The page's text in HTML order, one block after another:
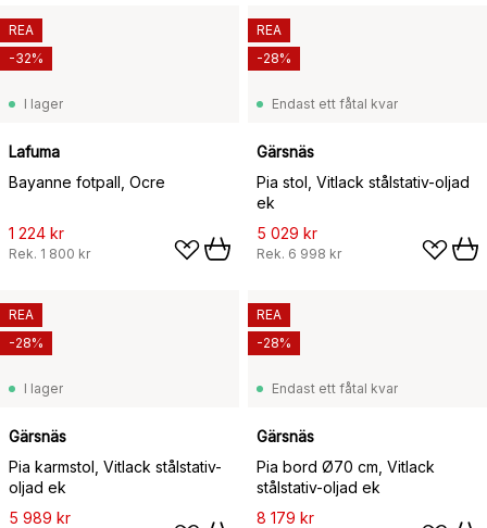
I lager
Lafuma
Bayanne fotpall, Ocre
1 224 kr
Rek. 1 800 kr
REA
-32%
Endast ett fåtal kvar
Gärsnäs
Pia stol, Vitlack stålstativ-oljad
ek
5 029 kr
Rek. 6 998 kr
REA
-28%
I lager
Gärsnäs
Pia karmstol, Vitlack stålstativ-
oljad ek
5 989 kr
REA
-28%
Endast ett fåtal kvar
Gärsnäs
Pia bord Ø70 cm, Vitlack
stålstativ-oljad ek
8 179 kr
REA
-28%